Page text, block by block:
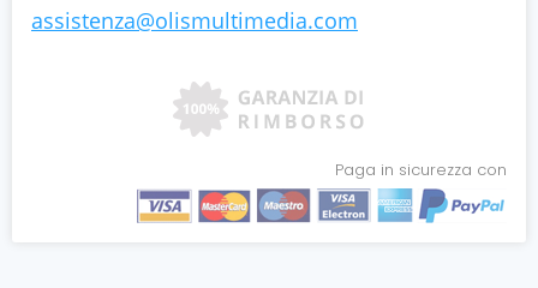
assistenza@olismultimedia.com
Paga in sicurezza con